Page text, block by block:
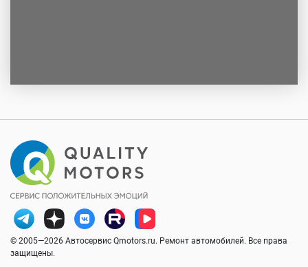
© 2005—2026 Автосервис Qmotors.ru. Ремонт автомобилей. Все права
защищены.